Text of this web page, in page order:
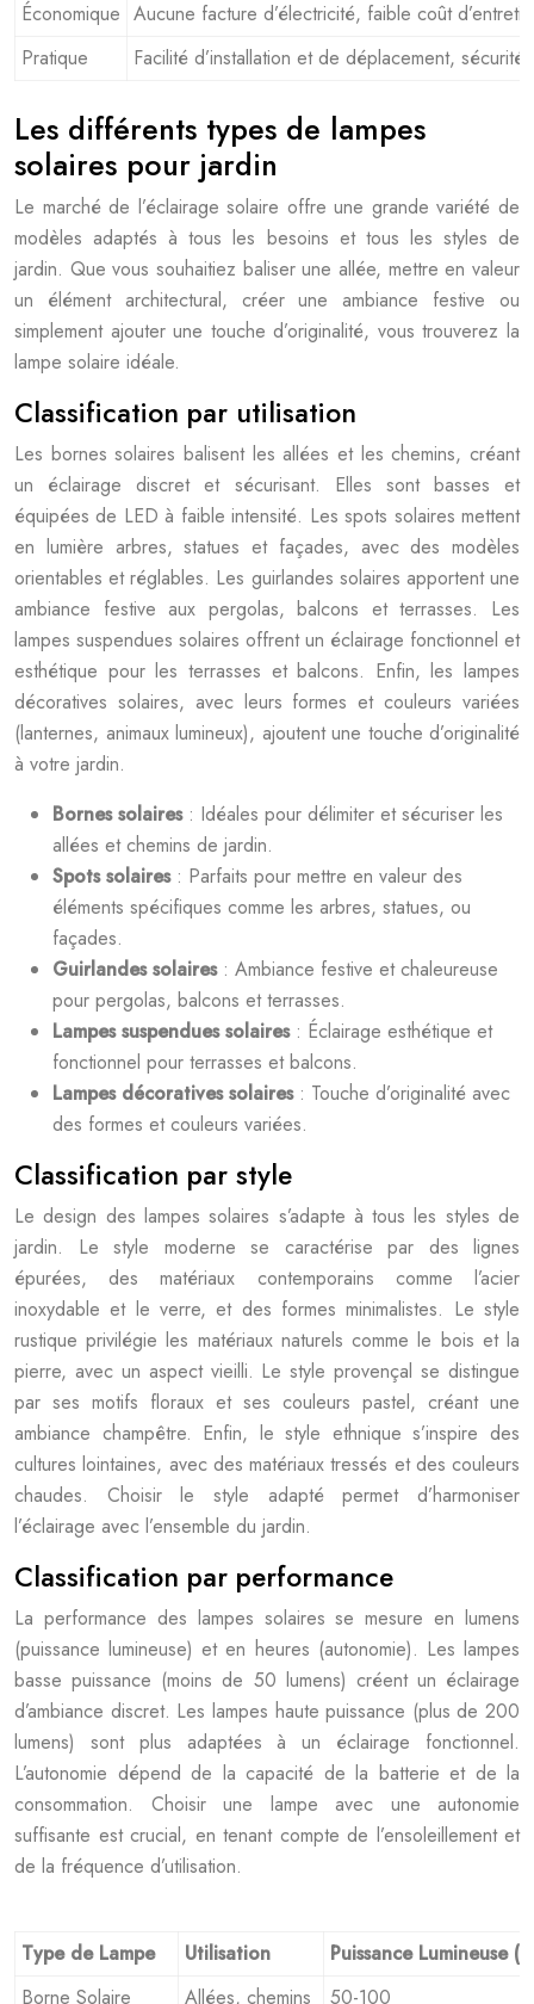
Économique Aucune facture d’électricité, faible coût
Pratique
Facilité d’installation et de déplacement,
Les différents types de lampes
solaires pour jardin
Le marché de l’éclairage solaire offre une grande variété de
modèles adaptés à tous les besoins et tous les styles de
jardin. Que vous souhaitiez baliser une allée, mettre en valeur
un élément architectural, créer une ambiance festive ou
simplement ajouter une touche d’originalité, vous trouverez la
lampe solaire idéale.
Classification par utilisation
Les bornes solaires balisent les allées et les chemins, créant
un éclairage discret et sécurisant. Elles sont basses et
équipées de LED à faible intensité. Les spots solaires mettent
en lumière arbres, statues et façades, avec des modèles
orientables et réglables. Les guirlandes solaires apportent une
ambiance festive aux pergolas, balcons et terrasses. Les
lampes suspendues solaires offrent un éclairage fonctionnel et
esthétique pour les terrasses et balcons. Enfin, les lampes
décoratives solaires, avec leurs formes et couleurs variées
(lanternes, animaux lumineux), ajoutent une touche d’originalité
à votre jardin.
Bornes solaires : Idéales pour délimiter et sécuriser les
allées et chemins de jardin.
Spots solaires : Parfaits pour mettre en valeur des
éléments spécifiques comme les arbres, statues, ou
façades.
Guirlandes solaires : Ambiance festive et chaleureuse
pour pergolas, balcons et terrasses.
Lampes suspendues solaires : Éclairage esthétique et
fonctionnel pour terrasses et balcons.
Lampes décoratives solaires : Touche d’originalité avec
des formes et couleurs variées.
Classification par style
Le design des lampes solaires s’adapte à tous les styles de
jardin. Le style moderne se caractérise par des lignes
épurées, des matériaux contemporains comme l’acier
inoxydable et le verre, et des formes minimalistes. Le style
rustique privilégie les matériaux naturels comme le bois et la
pierre, avec un aspect vieilli. Le style provençal se distingue
par ses motifs floraux et ses couleurs pastel, créant une
ambiance champêtre. Enfin, le style ethnique s’inspire des
cultures lointaines, avec des matériaux tressés et des couleurs
chaudes. Choisir le style adapté permet d’harmoniser
l’éclairage avec l’ensemble du jardin.
Classification par performance
La performance des lampes solaires se mesure en lumens
(puissance lumineuse) et en heures (autonomie). Les lampes
basse puissance (moins de 50 lumens) créent un éclairage
d’ambiance discret. Les lampes haute puissance (plus de 200
lumens) sont plus adaptées à un éclairage fonctionnel.
L’autonomie dépend de la capacité de la batterie et de la
consommation. Choisir une lampe avec une autonomie
suffisante est crucial, en tenant compte de l’ensoleillement et
de la fréquence d’utilisation.
Type de Lampe Utilisation
Puissance Lumineuse
Borne Solaire
Allées, chemins 50-100